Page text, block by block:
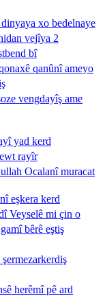
xo bedelnaye
vejîya 2
bî
qanûnî ameyo
vengdayîş ame
yad kerd
rayîr
Ocalanî muracat
eşkera kerd
Veyselê mi çin o
bêrê eştiş
herêmî pê ard